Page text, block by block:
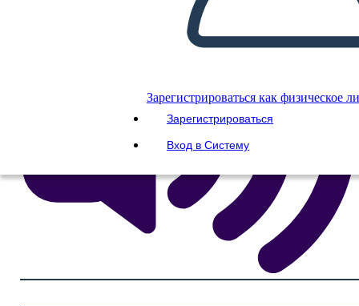
Зарегистрироваться как физическое
Зарегистрироваться
Вход в Систему